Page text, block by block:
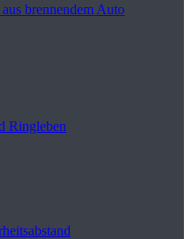
brennendem Auto
Ringleben